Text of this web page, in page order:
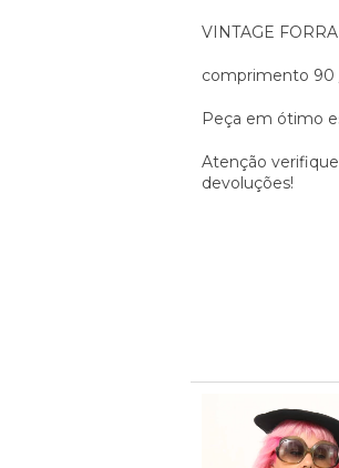
VINTAGE
comprimento 90
Peça em ótimo
Atenção
devoluções!